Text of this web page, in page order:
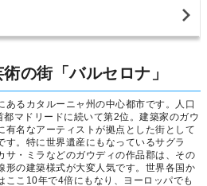
の街「バルセロナ」
あるカタルーニャ州の中心都市です。人口
マドリードに続いて第2位。建築家のガウ
有名なアーティストが拠点とした街として
す。特に世界遺産にもなっているサグラ
サ・ミラなどのガウディの作品郡は、その
形の建築様式が大変人気です。世界各国か
ここ10年で4倍にもなり、ヨーロッパでも